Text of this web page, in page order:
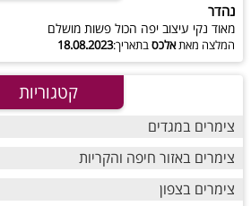
נהדר
מאוד נקי עיצוב יפה הכול פשות מושלם
המלצה מאתאלכסבתאריך:18.08.2023
קטגוריות
צימרים במגדים
צימרים באזור חיפה והקריות
צימרים בצפון